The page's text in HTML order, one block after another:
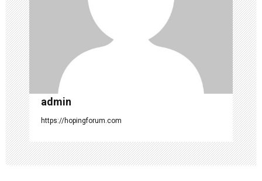
i
o
n
admin
https://hopingforum.com